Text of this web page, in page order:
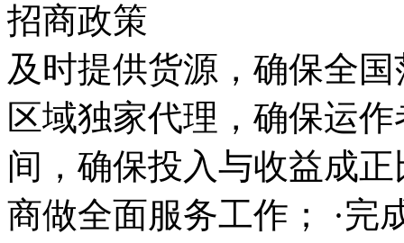
招商政策
及时提供货源，确保全
区域独家代理，确保运
间，确保投入与收益成
商做全面服务工作； ·完